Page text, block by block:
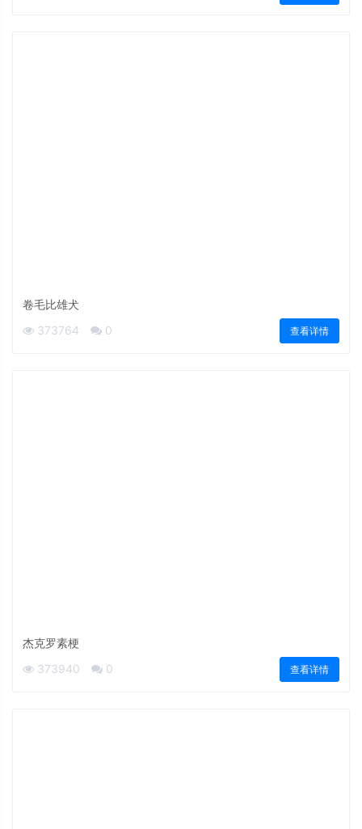
卷毛比雄犬
373764
0 查看详情
杰克罗素梗
373940
0 查看详情